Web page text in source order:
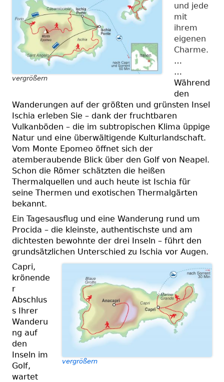
vergrößern
und jede
mit
ihrem
eigenen
Charme.
…
…
Während
den
Wanderungen auf der größten und grünsten Insel
Ischia erleben Sie – dank der fruchtbaren
Vulkanböden – die im subtropischen Klima üppige
Natur und eine überwältigende Kulturlandschaft.
Vom Monte Epomeo öffnet sich der
atemberaubende Blick über den Golf von Neapel.
Schon die Römer schätzten die heißen
Thermalquellen und auch heute ist Ischia für
seine Thermen und exotischen Thermalgärten
bekannt.
Ein Tagesausflug und eine Wanderung rund um
Procida – die kleinste, authentischste und am
dichtesten bewohnte der drei Inseln – führt den
grundsätzlichen Unterschied zu Ischia vor Augen.
vergrößern
Capri,
krönende
r
Abschlus
s Ihrer
Wanderu
ng auf
den
Inseln im
Golf,
wartet